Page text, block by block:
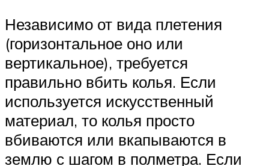
Независимо от вида плетения
(горизонтальное оно или
вертикальное), требуется
правильно вбить колья. Если
используется искусственный
материал, то колья просто
вбиваются или вкапываются в
землю с шагом в полметра. Если